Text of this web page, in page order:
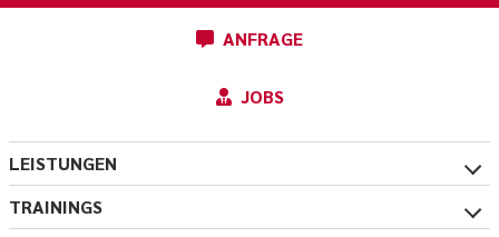
ANFRAGE
JOBS
LEISTUNGEN
TRAININGS